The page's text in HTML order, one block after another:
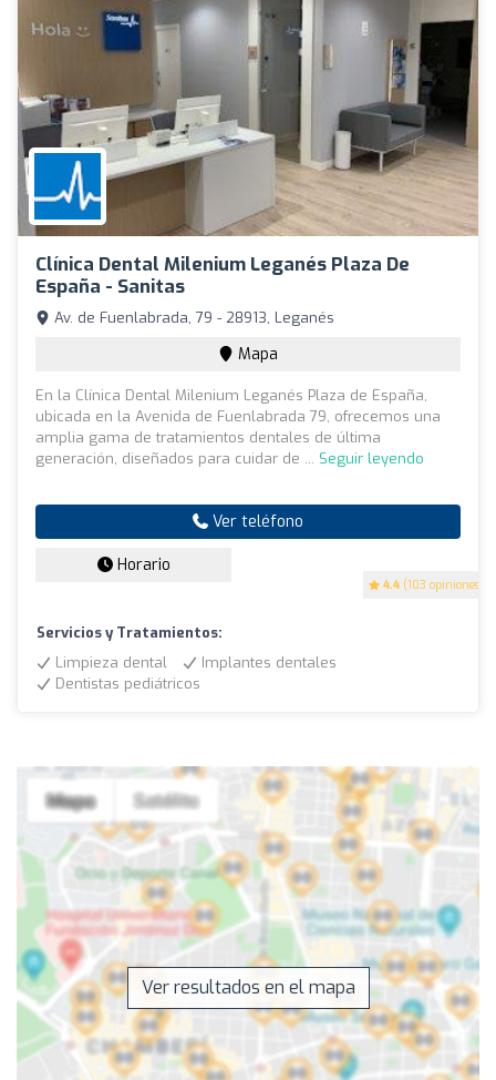
Clínica Dental Milenium Leganés Plaza De
España - Sanitas
4.4 (103 opiniones)
Av. de Fuenlabrada, 79 - 28913, Leganés
Mapa
En la Clínica Dental Milenium Leganés Plaza de España,
ubicada en la Avenida de Fuenlabrada 79, ofrecemos una
amplia gama de tratamientos dentales de última
generación, diseñados para cuidar de ... Seguir leyendo
Ver teléfono
Horario
Servicios y Tratamientos:
Limpieza dental
Implantes dentales
Dentistas pediátricos
Ver resultados en el mapa